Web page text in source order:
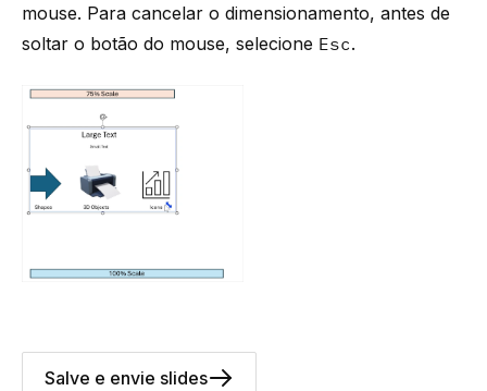
mouse. Para cancelar o dimensionamento, antes de
soltar o botão do mouse, selecione Esc.
Salve e envie slides